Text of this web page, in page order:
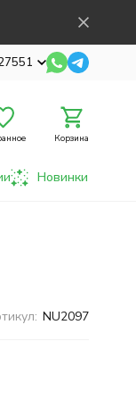
Корзина
Новинки
NU2097